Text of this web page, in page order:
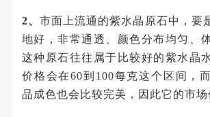
2、市面上流通的紫水晶原石中，要
地好，非常通透、颜色分布均匀、
这种原石往往属于比较好的紫水晶
价格会在60到100每克这个区间，
品成色也会比较完美，因此它的市场